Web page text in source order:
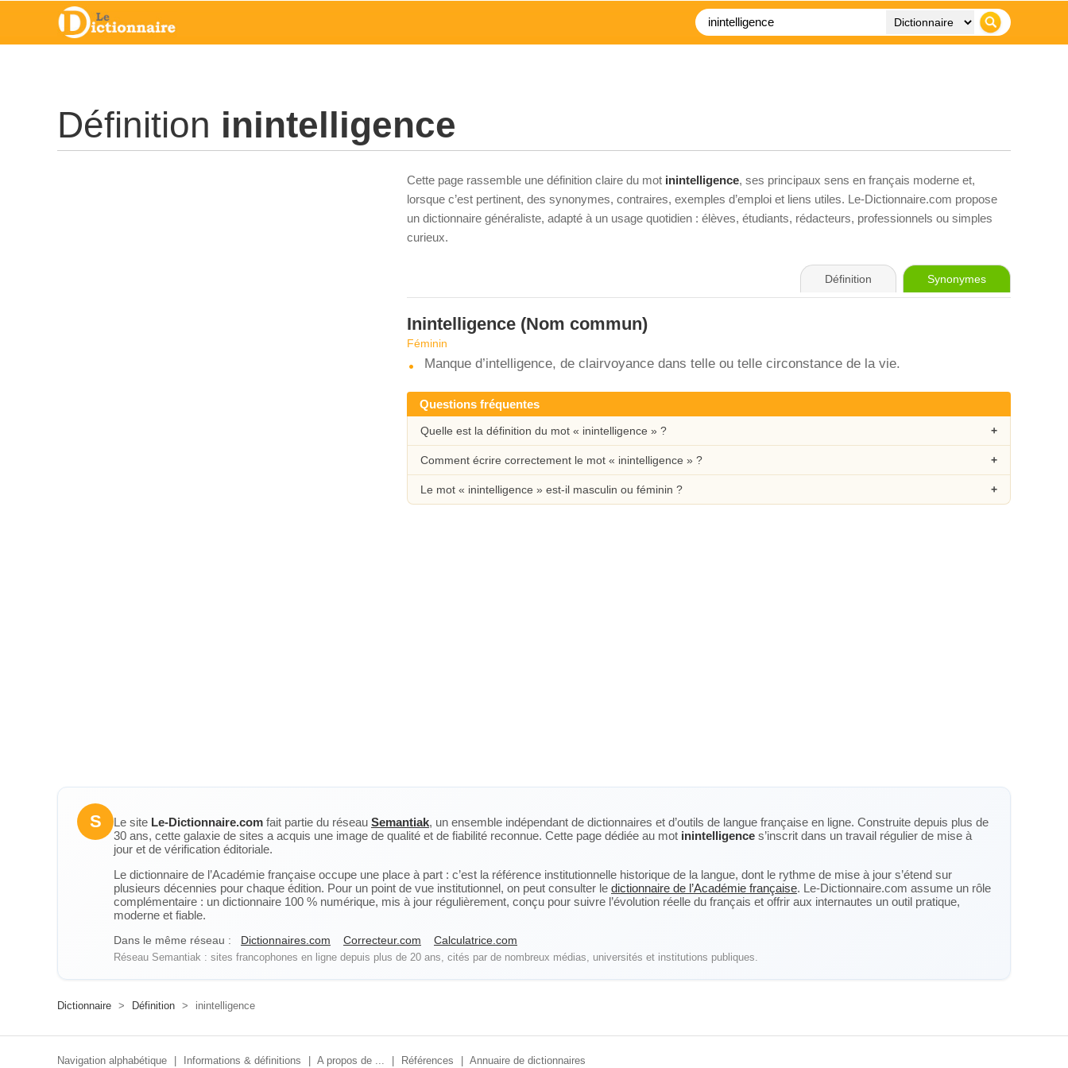
Définition inintelligence
Cette page rassemble une définition claire du mot inintelligence, ses principaux sens en français moderne et,
lorsque c’est pertinent, des synonymes, contraires, exemples d’emploi et liens utiles. Le-Dictionnaire.com propose
un dictionnaire généraliste, adapté à un usage quotidien : élèves, étudiants, rédacteurs, professionnels ou simples
curieux.
Définition Synonymes
Inintelligence (Nom commun)
Féminin
Manque d’intelligence, de clairvoyance dans telle ou telle circonstance de la vie.
Questions fréquentes
Quelle est la définition du mot « inintelligence » ?
Comment écrire correctement le mot « inintelligence » ?
Le mot « inintelligence » est-il masculin ou féminin ?
S Le site Le-Dictionnaire.com fait partie du réseau Semantiak, un ensemble indépendant de dictionnaires et d’outils de langue française en ligne. Construite depuis plus de
30 ans, cette galaxie de sites a acquis une image de qualité et de fiabilité reconnue. Cette page dédiée au mot inintelligence s’inscrit dans un travail régulier de mise à
jour et de vérification éditoriale.
Le dictionnaire de l’Académie française occupe une place à part : c’est la référence institutionnelle historique de la langue, dont le rythme de mise à jour s’étend sur
plusieurs décennies pour chaque édition. Pour un point de vue institutionnel, on peut consulter le dictionnaire de l’Académie française. Le-Dictionnaire.com assume un rôle
complémentaire : un dictionnaire 100 % numérique, mis à jour régulièrement, conçu pour suivre l’évolution réelle du français et offrir aux internautes un outil pratique,
moderne et fiable.
Dans le même réseau : Dictionnaires.com Correcteur.com Calculatrice.com
Réseau Semantiak : sites francophones en ligne depuis plus de 20 ans, cités par de nombreux médias, universités et institutions publiques.
Dictionnaire > Définition > inintelligence
Navigation alphabétique Informations & définitions A propos de ... Références Annuaire de dictionnaires